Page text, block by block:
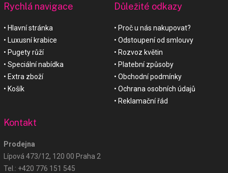
Rychlá navigace
Hlavní stránka
Luxusní krabice
Pugety růží
Speciální nabídka
Extra zboží
Košík
Důležité odkazy
Proč u nás nakupovat?
Odstoupení od smlouvy
Rozvoz květin
Platební způsoby
Obchodní podmínky
Ochrana osobních údajů
Reklamační řád
Kontakt
Prodejna
Lípová 473/12, 120 00 Praha 2
Tel.: +420 776 151 545